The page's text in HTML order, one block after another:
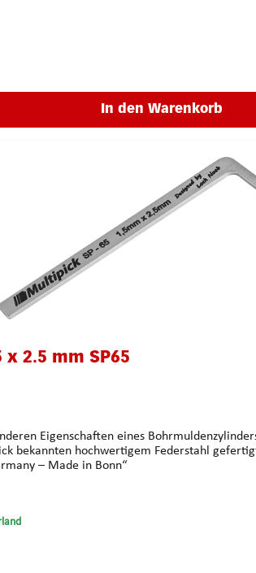
In den Warenkorb
2.5 mm SP65
Eigenschaften eines
in Germany – Made in Bonn“